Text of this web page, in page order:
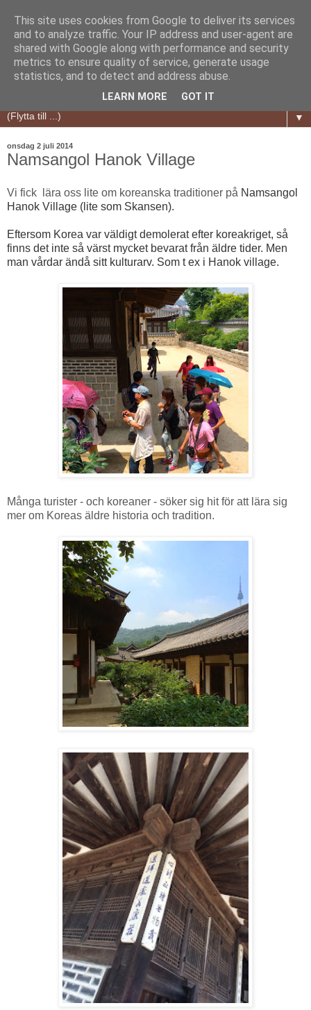
▼
onsdag 2 juli 2014
Namsangol Hanok Village
Vi fick lära oss lite om koreanska traditioner på Namsangol
Hanok Village (lite som Skansen).
Eftersom Korea var väldigt demolerat efter koreakriget, så
finns det inte så värst mycket bevarat från äldre tider. Men
man vårdar ändå sitt kulturarv. Som t ex i Hanok village.
Många turister - och koreaner - söker sig hit för att lära sig
mer om Koreas äldre historia och tradition.
This site uses cookies from Google to deliver its services
and to analyze traffic. Your IP address and user-agent are
shared with Google along with performance and security
metrics to ensure quality of service, generate usage
statistics, and to detect and address abuse.
LEARN MORE GOT IT